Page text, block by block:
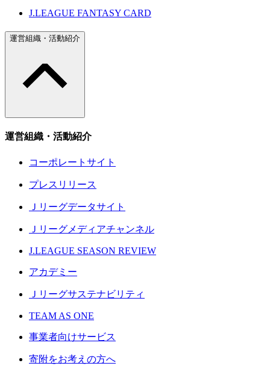
J.LEAGUE FANTASY CARD
運営組織・活動紹介
運営組織・活動紹介
コーポレートサイト
プレスリリース
Ｊリーグデータサイト
Ｊリーグメディアチャンネル
J.LEAGUE SEASON REVIEW
アカデミー
Ｊリーグサステナビリティ
TEAM AS ONE
事業者向けサービス
寄附をお考えの方へ